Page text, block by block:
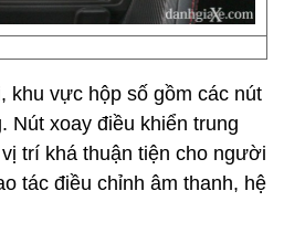
khu vực hộp số gồm các nút
Nút xoay điều khiển trung
trí khá thuận tiện cho người
tác điều chỉnh âm thanh, hệ